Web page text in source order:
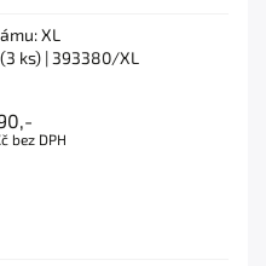
XL
(3 ks) | 393380/XL
bez DPH